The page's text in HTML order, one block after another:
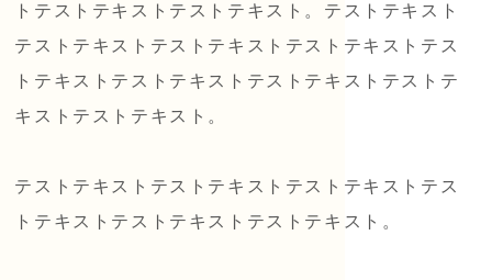
トテストテキストテストテキスト。テストテキスト
テストテキストテストテキストテストテキストテス
トテキストテストテキストテストテキストテストテ
キストテストテキスト。
テストテキストテストテキストテストテキストテス
トテキストテストテキストテストテキスト。